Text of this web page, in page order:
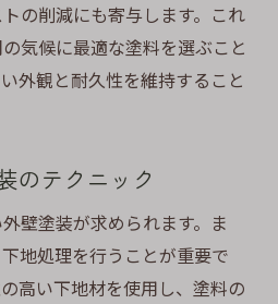
の削減にも寄与します。これ
気候に最適な塗料を選ぶこと
外観と耐久性を維持すること
のテクニック
壁塗装が求められます。ま
地処理を行うことが重要で
高い下地材を使用し、塗料の